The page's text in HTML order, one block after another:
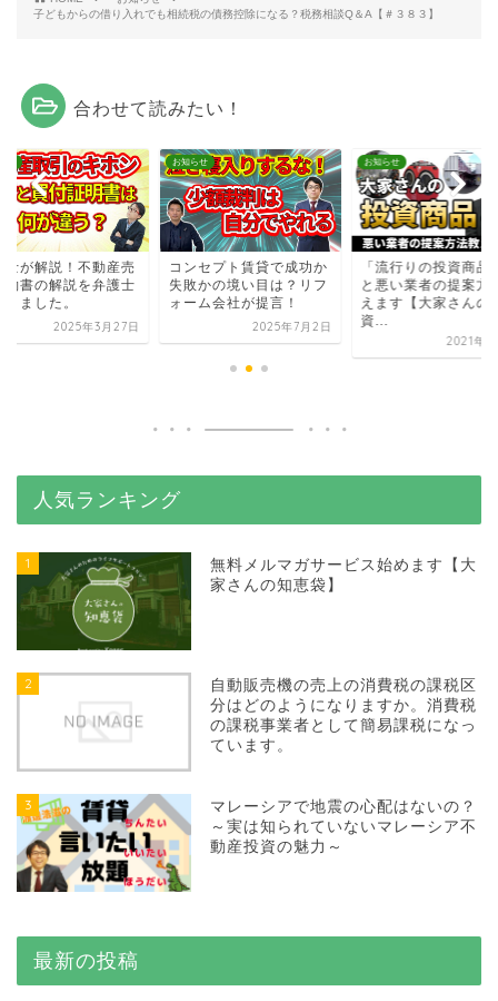
子どもからの借り入れでも相続税の債務控除になる？税務相談Q＆A【＃３８３】
合わせて読みたい！
士が解説！不動産売
約書の解説を弁護士
ました。
2025年3月27日
お知らせ
コンセプト賃貸で成功か
失敗かの境い目は？リフ
ォーム会社が提言！
2025年7月2日
お知らせ
「流行りの投資商品
と悪い業者の提案方
えます【大家さんの
資...
2021年4
人気ランキング
1
無料メルマガサービス始めます【大
家さんの知恵袋】
2
自動販売機の売上の消費税の課税区
分はどのようになりますか。消費税
の課税事業者として簡易課税になっ
ています。
3
マレーシアで地震の心配はないの？
～実は知られていないマレーシア不
動産投資の魅力～
最新の投稿